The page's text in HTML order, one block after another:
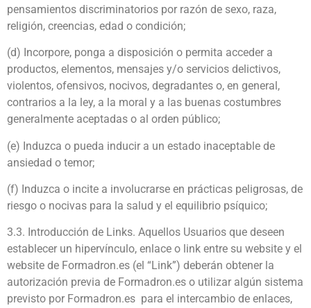
pensamientos discriminatorios por razón de sexo, raza,
religión, creencias, edad o condición;
(d) Incorpore, ponga a disposición o permita acceder a
productos, elementos, mensajes y/o servicios delictivos,
violentos, ofensivos, nocivos, degradantes o, en general,
contrarios a la ley, a la moral y a las buenas costumbres
generalmente aceptadas o al orden público;
(e) Induzca o pueda inducir a un estado inaceptable de
ansiedad o temor;
(f) Induzca o incite a involucrarse en prácticas peligrosas, de
riesgo o nocivas para la salud y el equilibrio psíquico;
3.3. Introducción de Links. Aquellos Usuarios que deseen
establecer un hipervínculo, enlace o link entre su website y el
website de Formadron.es (el “Link”) deberán obtener la
autorización previa de Formadron.es o utilizar algún sistema
previsto por Formadron.es para el intercambio de enlaces,